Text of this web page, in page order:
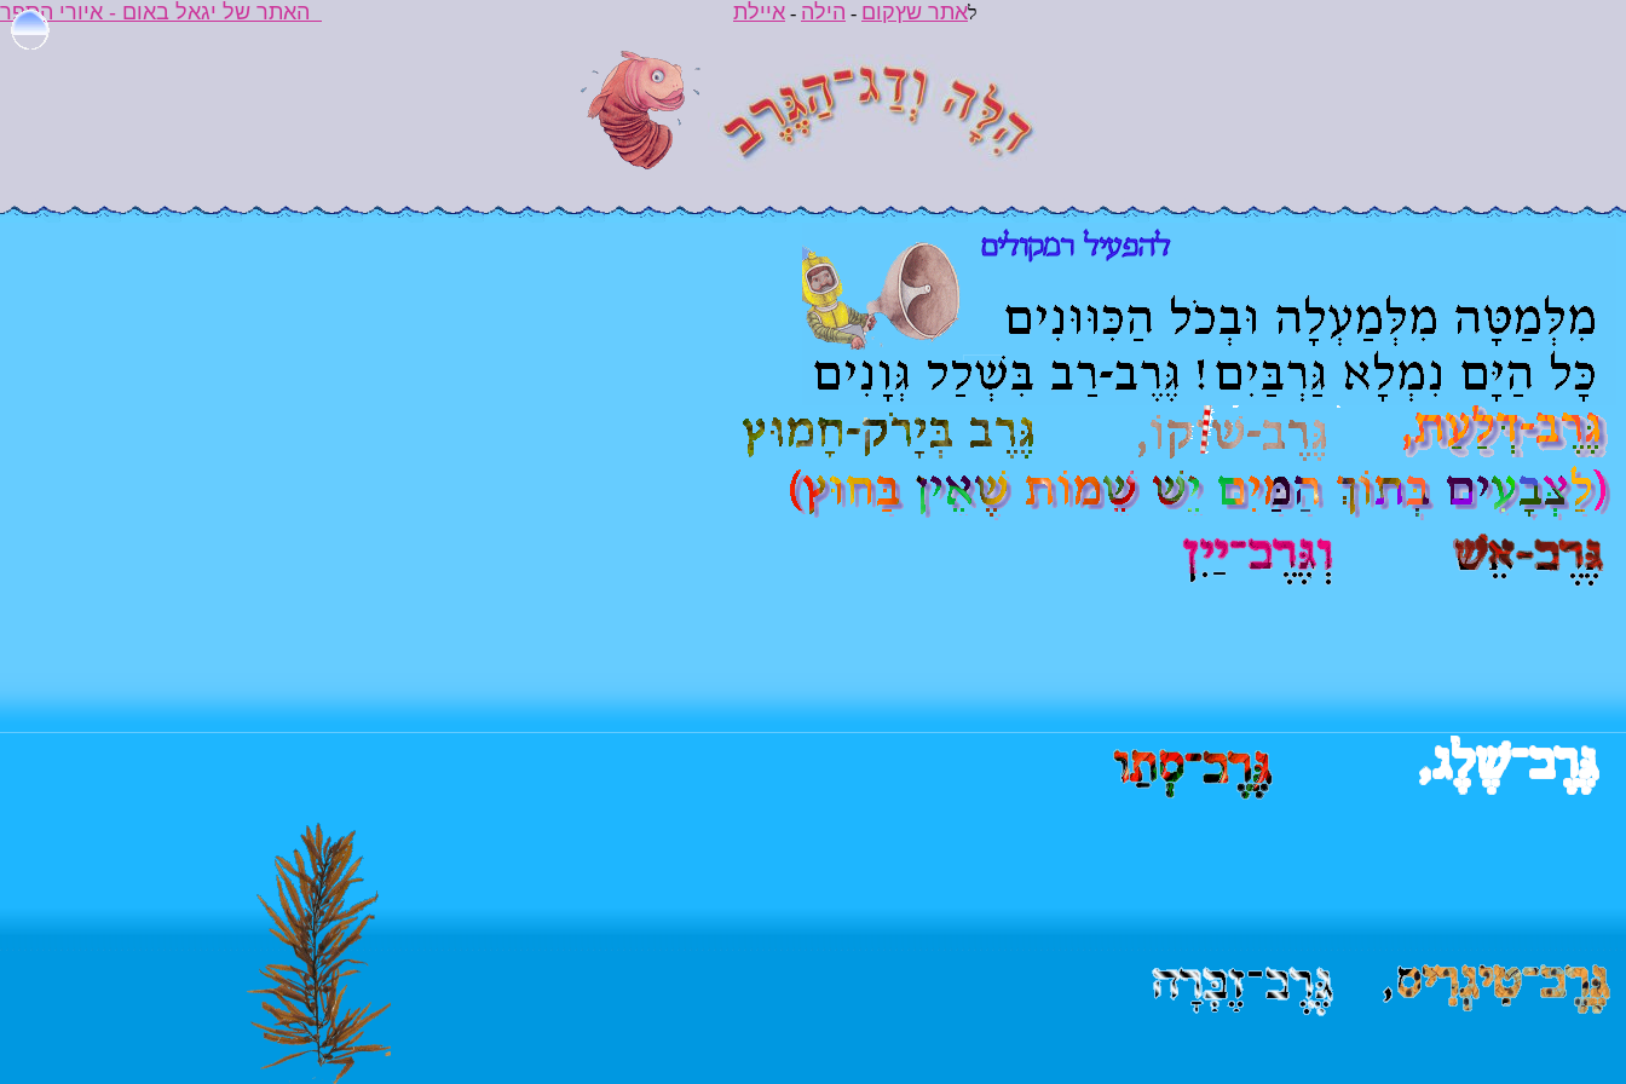
לאתר שץקום - הילה - איילת האתר של יגאל באום - איורי הספר